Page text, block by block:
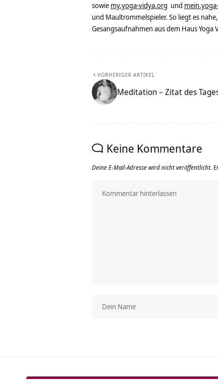
sowie my.yoga-vidya.org und
und Maultrommelspieler. So liegt es
Gesangsaufnahmen aus dem Haus
VORHERIGER ARTIKEL
Meditation – Zitat des
Keine Kommentare
Deine E-Mail-Adresse wird nicht veröffentlicht.